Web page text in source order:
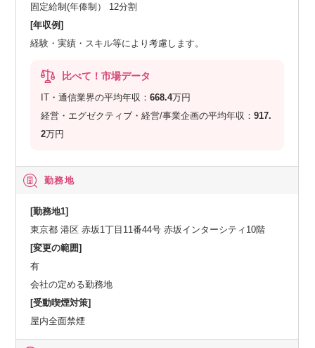
固定給制(年俸制） 12分割
[年収例]
経験・実績・スキル等により考慮します。
比べて！市場データ
IT・通信業界の平均年収：668.4万円
経営・エグゼクティブ・経営/事業企画の平均年収：917.
2万円
勤務地
[勤務地1]
東京都 港区 赤坂1丁目11番44号 赤坂インターシティ10階
[変更の範囲]
有
会社の定める勤務地
[受動喫煙対策]
屋内全面禁煙